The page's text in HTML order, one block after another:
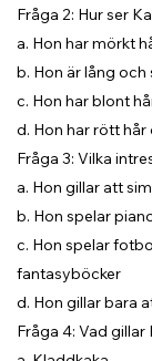
Fråga 2: Hur ser
a. Hon har mörkt
b. Hon är lång och
c. Hon har blont
d. Hon har rött hår
Fråga 3: Vilka
a. Hon gillar att
b. Hon spelar
c. Hon spelar
fantasyböcker
d. Hon gillar bara
Fråga 4: Vad gillar